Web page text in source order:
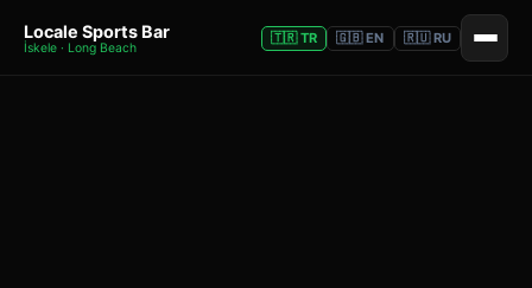
Locale Sports Bar
İskele · Long Beach
🇹🇷 TR 🇬🇧 EN 🇷🇺 RU